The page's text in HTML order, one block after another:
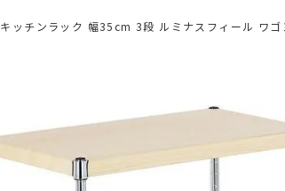
キッチンラック 幅35cm 3段 ルミナスフィール